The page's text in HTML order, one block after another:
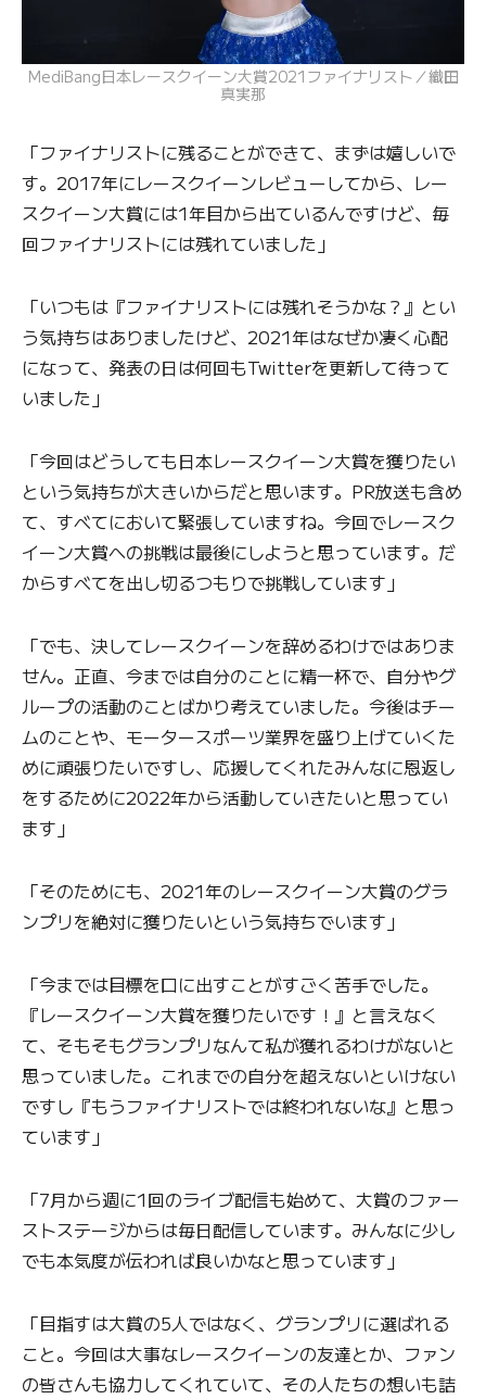
MediBang日本レースクイーン大賞2021ファイナリスト／織田
真実那
「ファイナリストに残ることができて、まずは嬉しいで
す。2017年にレースクイーンレビューしてから、レー
スクイーン大賞には1年目から出ているんですけど、毎
回ファイナリストには残れていました」
「いつもは『ファイナリストには残れそうかな？』とい
う気持ちはありましたけど、2021年はなぜか凄く心配
になって、発表の日は何回もTwitterを更新して待って
いました」
「今回はどうしても日本レースクイーン大賞を獲りたい
という気持ちが大きいからだと思います。PR放送も含め
て、すべてにおいて緊張していますね。今回でレースク
イーン大賞への挑戦は最後にしようと思っています。だ
からすべてを出し切るつもりで挑戦しています」
「でも、決してレースクイーンを辞めるわけではありま
せん。正直、今までは自分のことに精一杯で、自分やグ
ループの活動のことばかり考えていました。今後はチー
ムのことや、モータースポーツ業界を盛り上げていくた
めに頑張りたいですし、応援してくれたみんなに恩返し
をするために2022年から活動していきたいと思ってい
ます」
「そのためにも、2021年のレースクイーン大賞のグラ
ンプリを絶対に獲りたいという気持ちでいます」
「今までは目標を口に出すことがすごく苦手でした。
『レースクイーン大賞を獲りたいです！』と言えなく
て、そもそもグランプリなんて私が獲れるわけがないと
思っていました。これまでの自分を超えないといけない
ですし『もうファイナリストでは終われないな』と思っ
ています」
「7月から週に1回のライブ配信も始めて、大賞のファー
ストステージからは毎日配信しています。みんなに少し
でも本気度が伝われば良いかなと思っています」
「目指すは大賞の5人ではなく、グランプリに選ばれる
こと。今回は大事なレースクイーンの友達とか、ファン
の皆さんも協力してくれていて、その人たちの想いも詰